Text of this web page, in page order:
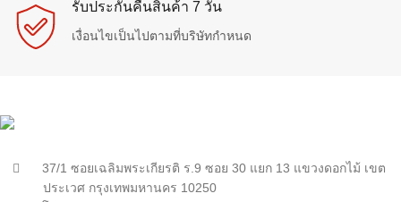
รับประกันคืนสินค้า 7 วัน
เงื่อนไขเป็นไปตามที่บริษัทกำหนด
37/1 ซอยเฉลิมพระเกียรติ ร.9 ซอย 30 แยก 13 แขวงดอกไม้ เขต
ประเวศ กรุงเทพมหานคร 10250